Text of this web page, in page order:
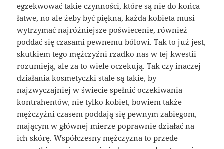
egzekwować takie czynności, które są nie do końca
łatwe, no ale żeby być piękna, każda kobieta musi
wytrzymać najróżniejsze poświecenie, również
poddać się czasami pewnemu bólowi. Tak to już jest,
skutkiem tego mężczyźni rzadko nas w tej kwestii
rozumieją, ale za to wiele oczekują. Tak czy inaczej
działania kosmetyczki stale są takie, by
najzwyczajniej w świecie spełnić oczekiwania
kontrahentów, nie tylko kobiet, bowiem także
mężczyźni czasem poddają się pewnym zabiegom,
mającym w głównej mierze poprawnie działać na
ich skórę. Współczesny mężczyzna to przede